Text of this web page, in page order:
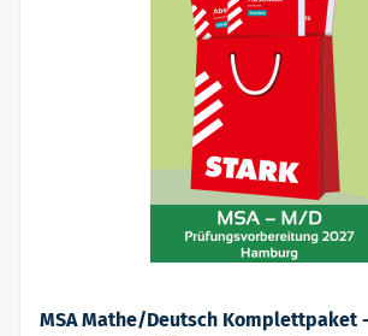
MSA Mathe/Deutsch Komplettpaket